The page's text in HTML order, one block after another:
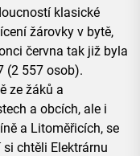
klasické
žárovky v bytě,
června tak již byla
(2 557 osob).
ze žáků a
a obcích, ale i
a Litoměřicích, se
chtěli Elektrárnu